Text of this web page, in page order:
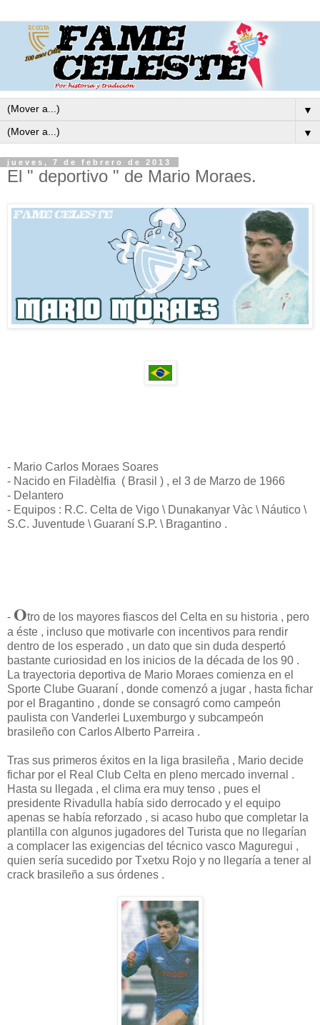
▼
▼
jueves, 7 de febrero de 2013
El " deportivo " de Mario Moraes.
- Mario Carlos Moraes Soares
- Nacido en Filadèlfia ( Brasil ) , el 3 de Marzo de 1966
- Delantero
- Equipos : R.C. Celta de Vigo \ Dunakanyar Vàc \ Náutico \
S.C. Juventude \ Guaraní S.P. \ Bragantino .
- Otro de los mayores fiascos del Celta en su historia , pero
a éste , incluso que motivarle con incentivos para rendir
dentro de los esperado , un dato que sin duda despertó
bastante curiosidad en los inicios de la década de los 90 .
La trayectoria deportiva de Mario Moraes comienza en el
Sporte Clube Guaraní , donde comenzó a jugar , hasta fichar
por el Bragantino , donde se consagró como campeón
paulista con Vanderlei Luxemburgo y subcampeón
brasileño con Carlos Alberto Parreira .
Tras sus primeros éxitos en la liga brasileña , Mario decide
fichar por el Real Club Celta en pleno mercado invernal .
Hasta su llegada , el clima era muy tenso , pues el
presidente Rivadulla había sido derrocado y el equipo
apenas se había reforzado , si acaso hubo que completar la
plantilla con algunos jugadores del Turista que no llegarían
a complacer las exigencias del técnico vasco Maguregui ,
quien sería sucedido por Txetxu Rojo y no llegaría a tener al
crack brasileño a sus órdenes .